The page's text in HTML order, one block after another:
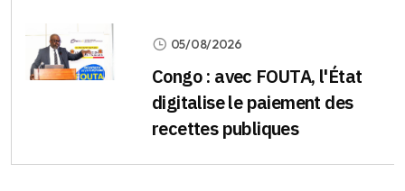
05/08/2026
Congo : avec FOUTA, l'État
digitalise le paiement des
recettes publiques